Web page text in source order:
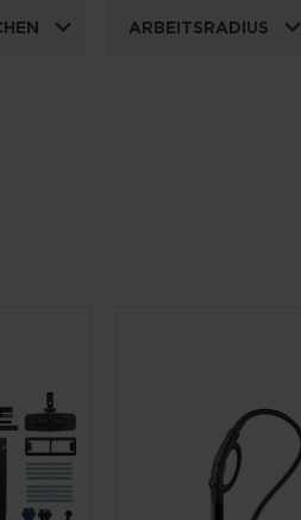
ARBEITSRADIUS